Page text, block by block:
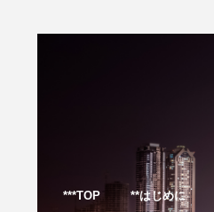
***TOP **はじめに